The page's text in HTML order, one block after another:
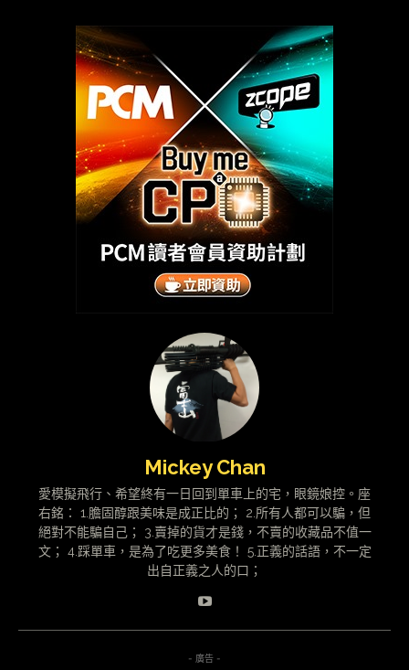
Mickey Chan
愛模擬飛行、希望終有一日回到單車上的宅，眼鏡娘控。座
右銘： 1.膽固醇跟美味是成正比的； 2.所有人都可以騙，但
絕對不能騙自己； 3.賣掉的貨才是錢，不賣的收藏品不值一
文； 4.踩單車，是為了吃更多美食！ 5.正義的話語，不一定
出自正義之人的口；
- 廣告 -